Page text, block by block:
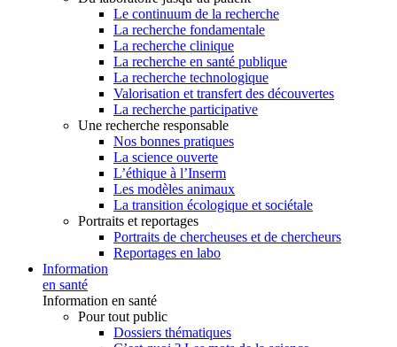
Le continuum de la recherche
La recherche fondamentale
La recherche clinique
La recherche en santé publique
La recherche technologique
Valorisation et transfert des découvertes
La recherche participative
Une recherche responsable
Nos bonnes pratiques
La science ouverte
L’éthique à l’Inserm
Les modèles animaux
La transition écologique et sociétale
Portraits et reportages
Portraits de chercheuses et de chercheurs
Reportages en labo
Information
en santé
Information en santé
Pour tout public
Dossiers thématiques